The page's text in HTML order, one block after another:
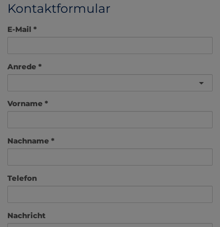
Kontaktformular
E-Mail
Anrede
Vorname
Nachname
Telefon
Nachricht